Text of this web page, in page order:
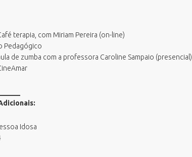
terapia, com Miriam Pereira (on-line)
Pedagógico
de zumba com a professora Caroline Sampaio (presencial)
Idosa